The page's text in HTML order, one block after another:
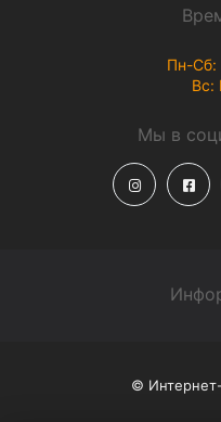
Пн-Сб:
Вс:
Мы в
©